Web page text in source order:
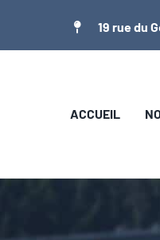
contenu
19 rue du
ACCUEIL